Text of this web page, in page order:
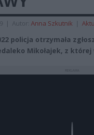
| Autor: Anna Szkutnik |
policja otrzymała
Mikołajek, z której